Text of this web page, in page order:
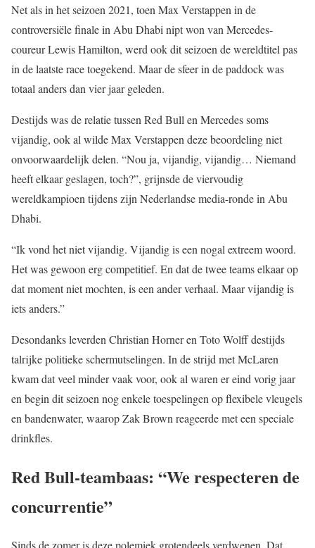
Net als in het seizoen 2021, toen Max Verstappen in de
controversiële finale in Abu Dhabi nipt won van Mercedes-
coureur Lewis Hamilton, werd ook dit seizoen de wereldtitel pas
in de laatste race toegekend. Maar de sfeer in de paddock was
totaal anders dan vier jaar geleden.
Destijds was de relatie tussen Red Bull en Mercedes soms
vijandig, ook al wilde Max Verstappen deze beoordeling niet
onvoorwaardelijk delen. “Nou ja, vijandig, vijandig… Niemand
heeft elkaar geslagen, toch?”, grijnsde de viervoudig
wereldkampioen tijdens zijn Nederlandse media-ronde in Abu
Dhabi.
“Ik vond het niet vijandig. Vijandig is een nogal extreem woord.
Het was gewoon erg competitief. En dat de twee teams elkaar op
dat moment niet mochten, is een ander verhaal. Maar vijandig is
iets anders.”
Desondanks leverden Christian Horner en Toto Wolff destijds
talrijke politieke schermutselingen. In de strijd met McLaren
kwam dat veel minder vaak voor, ook al waren er eind vorig jaar
en begin dit seizoen nog enkele toespelingen op flexibele vleugels
en bandenwater, waarop Zak Brown reageerde met een speciale
drinkfles.
Red Bull-teambaas: “We respecteren de
concurrentie”
Sinds de zomer is deze polemiek grotendeels verdwenen. Dat